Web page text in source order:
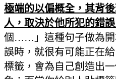
極端的以偏概全，其背
人，取決於他所犯的錯誤
個……」這種句子做為開
誤時，就很有可能正在
標籤，會為自己創造出